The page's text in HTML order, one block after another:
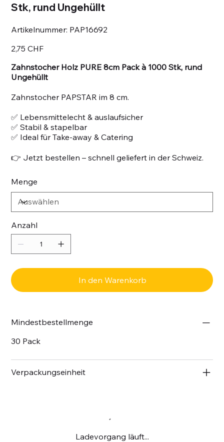
Stk, rund Ungehüllt
Artikelnummer: Artikelnummer:
PAP16692
PAP16692
2,75 CHF
Zahnstocher Holz PURE 8cm Pack à 1000 Stk, rund
Ungehüllt
Zahnstocher PAPSTAR im 8 cm.
✅ Lebensmittelecht & auslaufsicher
✅ Stabil & stapelbar
✅ Ideal für Take-away & Catering
👉 Jetzt bestellen – schnell geliefert in der Schweiz.
Menge
Anzahl
In den Warenkorb
Mindestbestellmenge
30 Pack
Verpackungseinheit
Ladevorgang läuft...